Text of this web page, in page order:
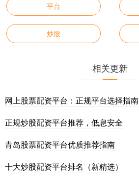
平台
炒股
相关更新
网上股票配资平台：正规平台选择指南
正规炒股配资平台推荐，低息安全
青岛股票配资平台优质推荐指南
十大炒股配资平台排名（新精选）